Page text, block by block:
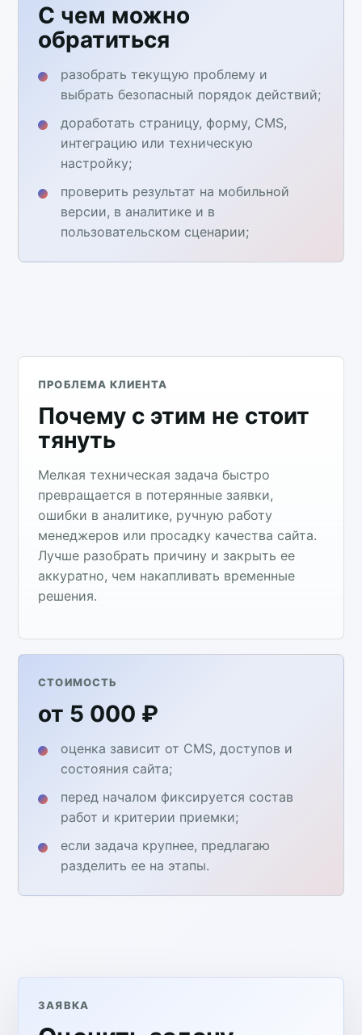
С чем можно
обратиться
разобрать текущую проблему и
выбрать безопасный порядок действий;
доработать страницу, форму, CMS,
интеграцию или техническую
настройку;
проверить результат на мобильной
версии, в аналитике и в
пользовательском сценарии;
ПРОБЛЕМА КЛИЕНТА
Почему с этим не стоит
тянуть
Мелкая техническая задача быстро
превращается в потерянные заявки,
ошибки в аналитике, ручную работу
менеджеров или просадку качества сайта.
Лучше разобрать причину и закрыть ее
аккуратно, чем накапливать временные
решения.
СТОИМОСТЬ
от 5 000 ₽
оценка зависит от CMS, доступов и
состояния сайта;
перед началом фиксируется состав
работ и критерии приемки;
если задача крупнее, предлагаю
разделить ее на этапы.
ЗАЯВКА